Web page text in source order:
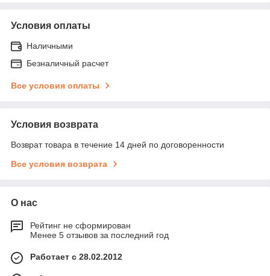
Условия оплаты
Наличными
Безналичный расчет
Все условия оплаты
Условия возврата
Возврат товара в течение 14 дней по договоренности
Все условия возврата
О нас
Рейтинг не сформирован
Менее 5 отзывов за последний год
Работает с 28.02.2012